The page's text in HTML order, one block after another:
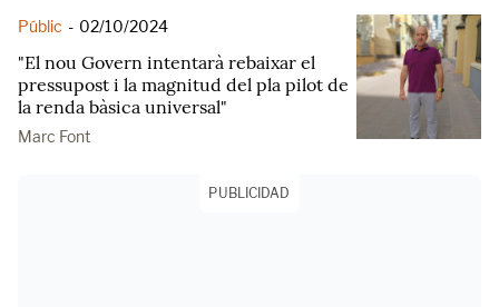
Públic - 02/10/2024
"El nou Govern intentarà rebaixar el
pressupost i la magnitud del pla pilot de
la renda bàsica universal"
Marc Font
PUBLICIDAD